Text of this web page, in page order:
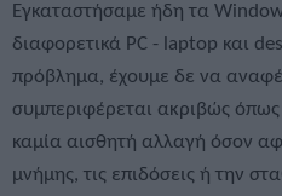
Εγκαταστήσαμε ήδη τα
διαφορετικά PC - laptop και
πρόβλημα, έχουμε δε να
συμπεριφέρεται ακριβώς
καμία αισθητή αλλαγή όσον
μνήμης, τις επιδόσεις ή την